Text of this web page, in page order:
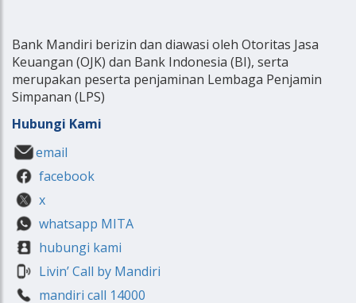
Bank Mandiri berizin dan diawasi oleh Otoritas Jasa
Keuangan (OJK) dan Bank Indonesia (BI), serta
merupakan peserta penjaminan Lembaga Penjamin
Simpanan (LPS)
Hubungi Kami
email
facebook
x
whatsapp MITA
hubungi kami
Livin’ Call by Mandiri
mandiri call 14000